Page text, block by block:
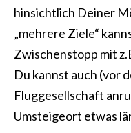
hinsichtlich Deiner
„mehrere Ziele“
Zwischenstopp mit
Du kannst auch (vor
Fluggesellschaft
Umsteigeort etwas